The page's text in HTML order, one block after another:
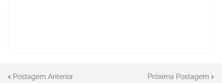
Postagem Anterior Próxima Postagem